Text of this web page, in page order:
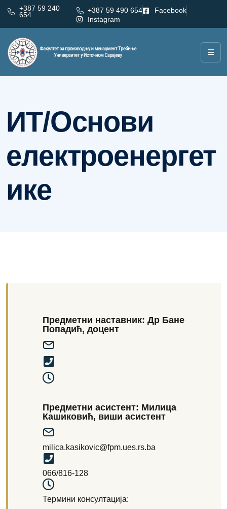
+387 59 240
654
+387 59 490 654
Facebook
Instagram
Категорија:
ИТ/Основи
електроенергет
ике
Предметни наставник: Др Бане
Попадић, доцент
Предметни асистент: Милица
Кашиковић, виши асистент
milica.kasikovic@fpm.ues.rs.ba
066/816-128
Термини консултација: